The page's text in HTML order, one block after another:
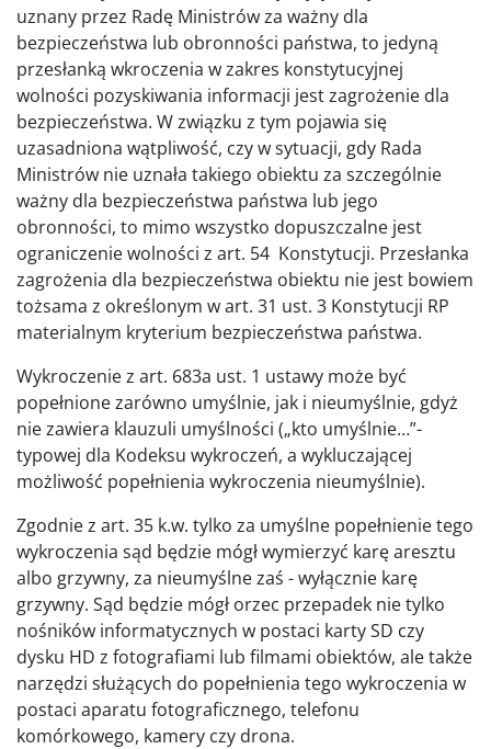
uznany przez Radę Ministrów za ważny dla
bezpieczeństwa lub obronności państwa, to jedyną
przesłanką wkroczenia w zakres konstytucyjnej
wolności pozyskiwania informacji jest zagrożenie dla
bezpieczeństwa. W związku z tym pojawia się
uzasadniona wątpliwość, czy w sytuacji, gdy Rada
Ministrów nie uznała takiego obiektu za szczególnie
ważny dla bezpieczeństwa państwa lub jego
obronności, to mimo wszystko dopuszczalne jest
ograniczenie wolności z art. 54 Konstytucji. Przesłanka
zagrożenia dla bezpieczeństwa obiektu nie jest bowiem
tożsama z określonym w art. 31 ust. 3 Konstytucji RP
materialnym kryterium bezpieczeństwa państwa.
Wykroczenie z art. 683a ust. 1 ustawy może być
popełnione zarówno umyślnie, jak i nieumyślnie, gdyż
nie zawiera klauzuli umyślności („kto umyślnie…”-
typowej dla Kodeksu wykroczeń, a wykluczającej
możliwość popełnienia wykroczenia nieumyślnie).
Zgodnie z art. 35 k.w. tylko za umyślne popełnienie tego
wykroczenia sąd będzie mógł wymierzyć karę aresztu
albo grzywny, za nieumyślne zaś - wyłącznie karę
grzywny. Sąd będzie mógł orzec przepadek nie tylko
nośników informatycznych w postaci karty SD czy
dysku HD z fotografiami lub filmami obiektów, ale także
narzędzi służących do popełnienia tego wykroczenia w
postaci aparatu fotograficznego, telefonu
komórkowego, kamery czy drona.